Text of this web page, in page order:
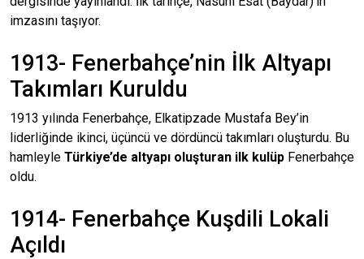
imzasını taşıyor.
1913- Fenerbahçe’nin İlk Altyapı
Takımları Kuruldu
1913 yılında Fenerbahçe, Elkatipzade Mustafa Bey’in
liderliğinde ikinci, üçüncü ve dördüncü takımları oluşturdu. Bu
hamleyle Türkiye’de altyapı oluşturan ilk kulüp Fenerbahçe
oldu.
1914- Fenerbahçe Kuşdili Lokali
Açıldı